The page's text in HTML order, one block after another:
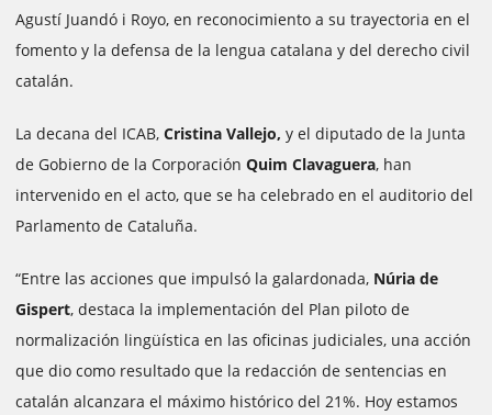
Agustí Juandó i Royo, en reconocimiento a su trayectoria en el
fomento y la defensa de la lengua catalana y del derecho civil
catalán.
La decana del ICAB, Cristina Vallejo, y el diputado de la Junta
de Gobierno de la Corporación Quim Clavaguera, han
intervenido en el acto, que se ha celebrado en el auditorio del
Parlamento de Cataluña.
“Entre las acciones que impulsó la galardonada, Núria de
Gispert, destaca la implementación del Plan piloto de
normalización lingüística en las oficinas judiciales, una acción
que dio como resultado que la redacción de sentencias en
catalán alcanzara el máximo histórico del 21%. Hoy estamos